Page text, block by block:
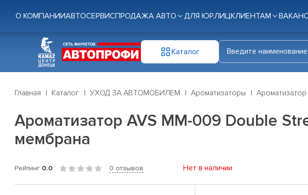
О КОМПАНИИАВТОСЕРВИСПРОДАЖА АВТО ДЛЯ ЮР.ЛИЦКЛИЕНТАМ
Каталог
Главная Каталог УХОД ЗА АВТОМОБИЛЕМ Ароматизаторы
Ароматизатор AVS MM-009 Double
мембрана
Рейтинг 0.0 0 отзывов Нет в наличии